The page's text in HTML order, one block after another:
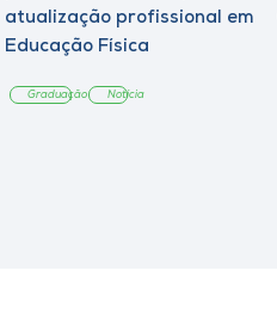
atualização profissional em
Educação Física
Graduação Notícia